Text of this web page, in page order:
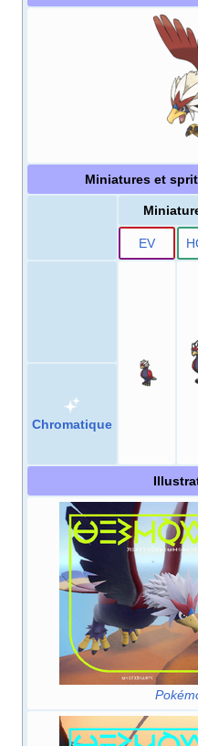
Miniatures et
EV
Chromatique